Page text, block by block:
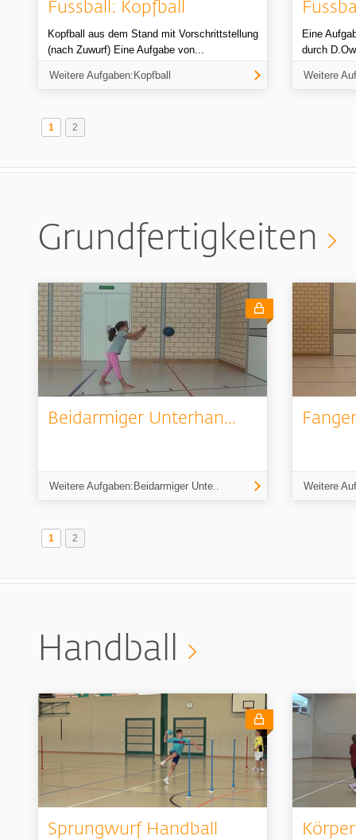
Fussball: Kopfball
Kopfball aus dem Stand mit Vorschrittstellung
(nach Zuwurf) Eine Aufgabe von...
Weitere Aufgaben:Kopfball
Eine
durch
Weitere
1 2
Grundfertigkeiten
Beidarmiger Unterhan...
Weitere Aufgaben:Beidarmiger Unte.. Weitere
1 2
Handball
Sprungwurf Handball